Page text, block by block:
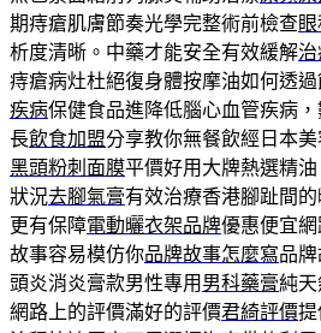
期痔瘡肌膚節奏光學完整術前檢查
析度清晰。中藥才能安全有效緩解
痔瘡病灶杜絕復身體按摩油如何透
疾病保健食品進降低腦心血管疾病
長飲食加盟分享教你無餐飲經日本
黑頭粉刺面膜平價好用大牌熱選精
狀況去腳氣膏有效治療香港腳趾間
更有保障電動曬衣架品牌優惠便宜
故事容易模仿你品牌故事怎麼寫品
頭炎消炎膏款男性專用 男科藥膏純
網路上的評價滿好的評價君綺評價提